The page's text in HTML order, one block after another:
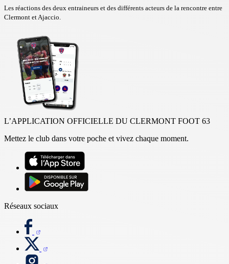
Les réactions des deux entraineurs et des différents acteurs de la rencontre entre
Clermont et Ajaccio.
L’APPLICATION OFFICIELLE DU CLERMONT FOOT 63
Mettez le club dans votre poche et vivez chaque moment.
Réseaux sociaux